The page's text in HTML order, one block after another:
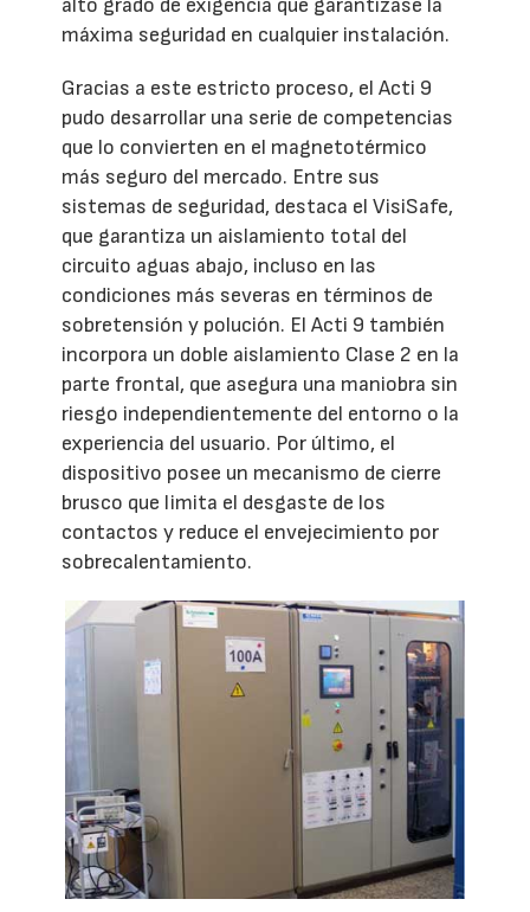
alto grado de exigencia que garantizase la
máxima seguridad en cualquier instalación.
Gracias a este estricto proceso, el Acti 9
pudo desarrollar una serie de competencias
que lo convierten en el magnetotérmico
más seguro del mercado. Entre sus
sistemas de seguridad, destaca el VisiSafe,
que garantiza un aislamiento total del
circuito aguas abajo, incluso en las
condiciones más severas en términos de
sobretensión y polución. El Acti 9 también
incorpora un doble aislamiento Clase 2 en la
parte frontal, que asegura una maniobra sin
riesgo independientemente del entorno o la
experiencia del usuario. Por último, el
dispositivo posee un mecanismo de cierre
brusco que limita el desgaste de los
contactos y reduce el envejecimiento por
sobrecalentamiento.